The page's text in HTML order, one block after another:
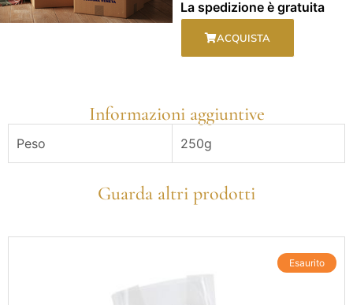
La spedizione è gratuita
ACQUISTA
Informazioni aggiuntive
Peso 250g
Guarda altri prodotti
Esaurito